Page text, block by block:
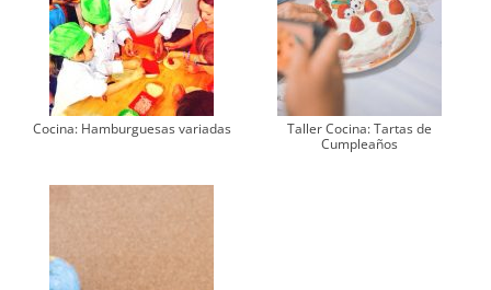
Cocina: Hamburguesas variadas
Taller Cocina: Tartas de
Cumpleaños